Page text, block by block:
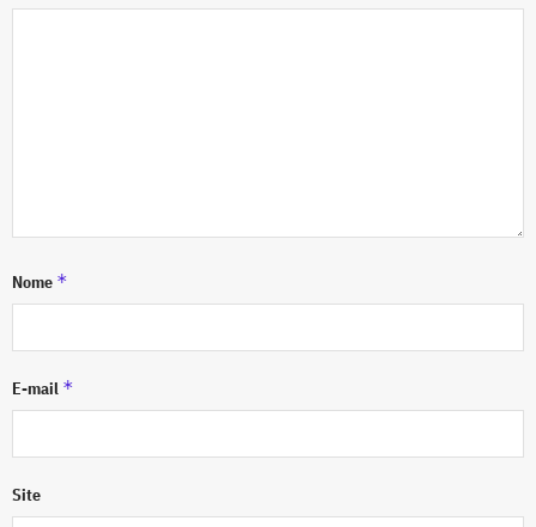
Nome *
E-mail *
Site